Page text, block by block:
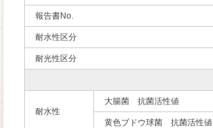
報告書No.
耐水性区分
耐光性区分
耐水性
大腸菌 抗菌活性値
黄色ブドウ球菌 抗菌活性値